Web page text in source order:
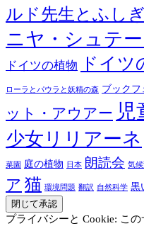
ルド先生とふし
ニヤ・シュテ
ドイツの植物 ドイツ
ローラとパウラと妖精の森 ブックフ
ット・アウアー 児
少女リリアーネ
菜園 庭の植物 日本 朗読会 気
ア 猫 環境問題 翻訳 自然科学 黒
プライバシーと Cookie: こ